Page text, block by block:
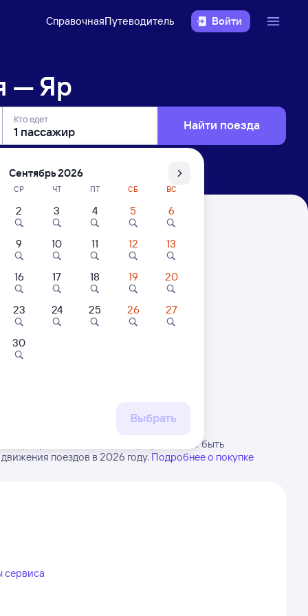
СправочнаяПутеводитель Войти
— Яр
Кто едет Найти поезда
Яр. Будьте внимательны, график может быть
поездов в 2026 году. Подробнее о покупке
сервиса
Сентябрь 2026
СР ЧТ ПТ СБ ВС
2 3 4 5 6
9 10 11 12 13
16 17 18 19 20
23 24 25 26 27
30
Выбрать